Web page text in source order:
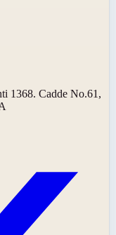
1368. Cadde No.61,